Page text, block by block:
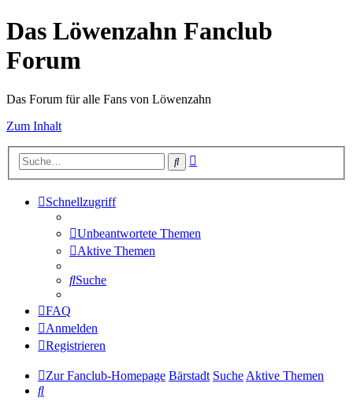
Das Löwenzahn Fanclub
Forum
Das Forum für alle Fans von Löwenzahn
Zum Inhalt
Suche
Schnellzugriff
Unbeantwortete Themen
Aktive Themen
Suche
FAQ
Anmelden
Registrieren
Zur Fanclub-Homepage Bärstadt SucheAktive Themen
Suche